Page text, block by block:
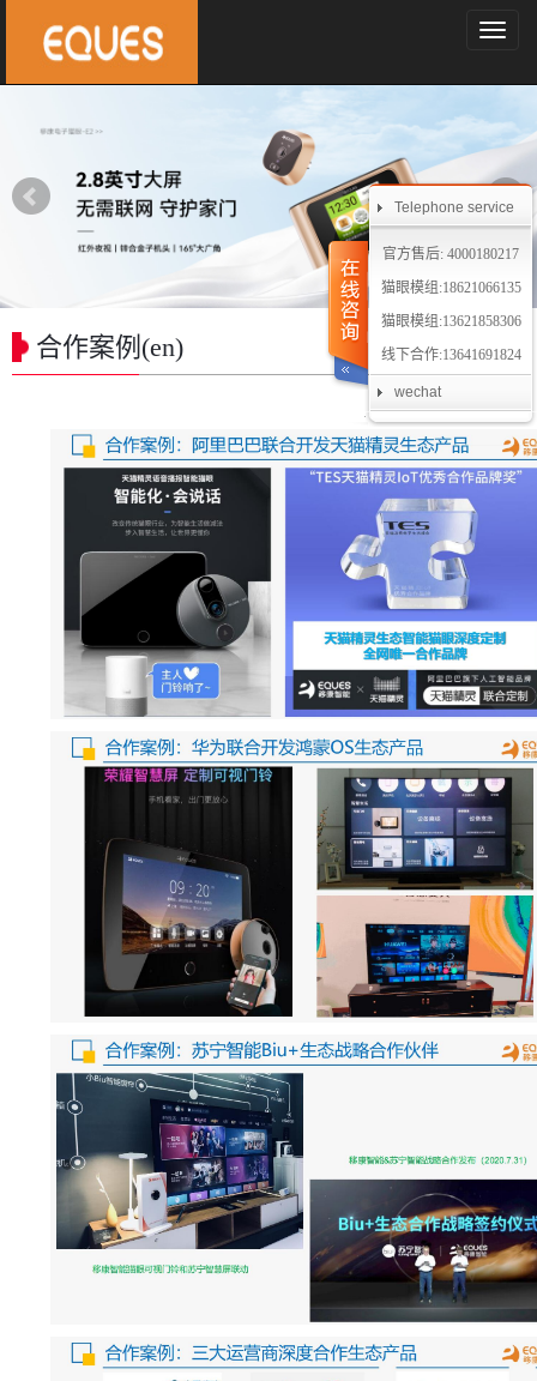
Telephone service
官方售后: 4000180217
猫眼模组:18621066135
猫眼模组:13621858306
线下合作:13641691824
wechat
导
菜
合作案例(en)